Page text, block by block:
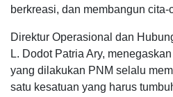
berkreasi, dan membangun
Direktur Operasional dan
L. Dodot Patria Ary,
yang dilakukan PNM selalu
satu kesatuan yang harus